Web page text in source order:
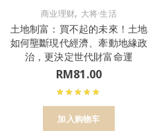
商业理财, 大将·生活
土地制富：買不起的未來！土地
如何壟斷現代經濟、牽動地緣政
治，更決定世代財富命運
RM81.00
加入购物车